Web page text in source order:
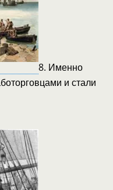
8. Именно
и стали